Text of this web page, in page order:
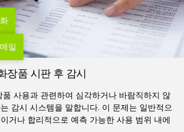
장품 시판 후 감시
사용과 관련하여 심각하거나 바람직하지 않
감시 시스템을 말합니다. 이 문제는 일반적으
거나 합리적으로 예측 가능한 사용 범위 내에
일